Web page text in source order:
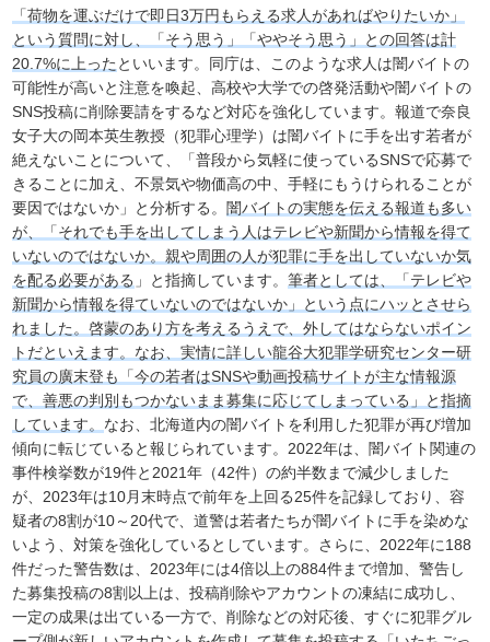
「荷物を運ぶだけで即日3万円もらえる求人があればやりたいか」
という質問に対し、「そう思う」「ややそう思う」との回答は計
20.7%に上った といいます。同庁は、このような求人は闇バイトの
可能性が高いと注意を喚起、高校や大学での啓発活動や闇バイトの
SNS投稿に削除要請をするなど対応を強化しています。報道で奈良
女子大の岡本英生教授（犯罪心理学）は闇バイトに手を出す若者が
絶えないことについて、「普段から気軽に使っているSNSで応募で
きることに加え、不景気や物価高の中、手軽にもうけられることが
要因ではないか」と分析する。 闇バイトの実態を伝える報道も多い
が、「それでも手を出してしまう人はテレビや新聞から情報を得て
いないのではないか。親や周囲の人が犯罪に手を出していないか気
を配る必要がある 」と指摘しています。筆者としては、「テレビや
新聞から情報を得ていないのではないか」という点にハッとさせら
れました。啓蒙のあり方を考えるうえで、外してはならないポイン
トだといえます。なお、実情に詳しい龍谷大犯罪学研究センター研
究員の廣末登も「今の若者はSNSや動画投稿サイトが主な情報源
で、善悪の判別もつかないまま募集に応じてしまっている」と指摘
しています。 なお、北海道内の闇バイトを利用した犯罪が再び増加
傾向に転じていると報じられています。2022年は、闇バイト関連の
事件検挙数が19件と2021年（42件）の約半数まで減少しました
が、2023年は10月末時点で前年を上回る25件を記録しており、容
疑者の8割が10～20代で、道警は若者たちが闇バイトに手を染めな
いよう、対策を強化しているとしています。さらに、2022年に188
件だった警告数は、2023年には4倍以上の884件まで増加、警告し
た募集投稿の8割以上は、投稿削除やアカウントの凍結に成功し、
一定の成果は出ている一方で、削除などの対応後、すぐに犯罪グル